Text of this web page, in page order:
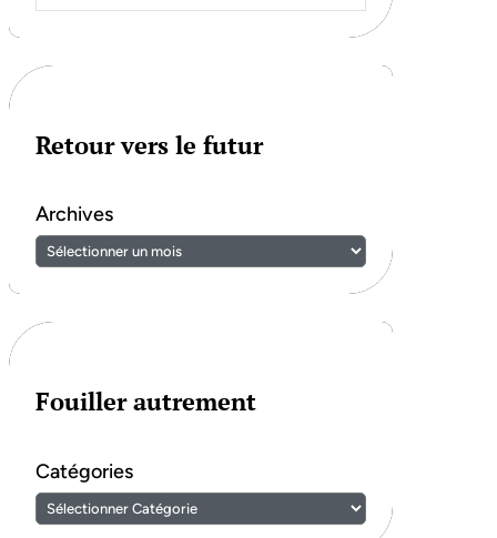
Retour vers le futur
Archives
Fouiller autrement
Catégories